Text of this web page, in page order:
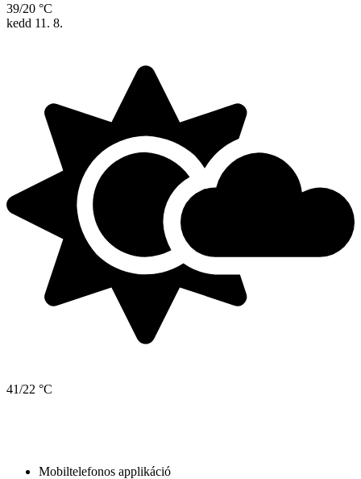
39/20 °C
kedd 11. 8.
41/22 °C
Mobiltelefonos applikáció